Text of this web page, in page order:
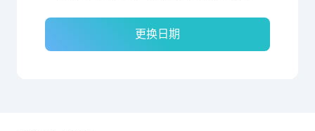
更换日期